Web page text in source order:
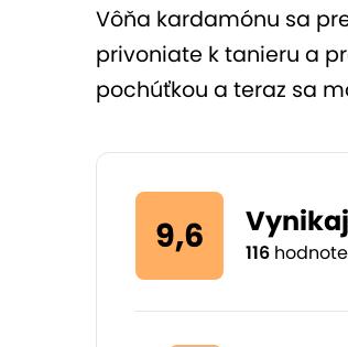
Vôňa kardamónu sa
privoniate k tanieru a
pochúťkou a teraz sa
9,6 116